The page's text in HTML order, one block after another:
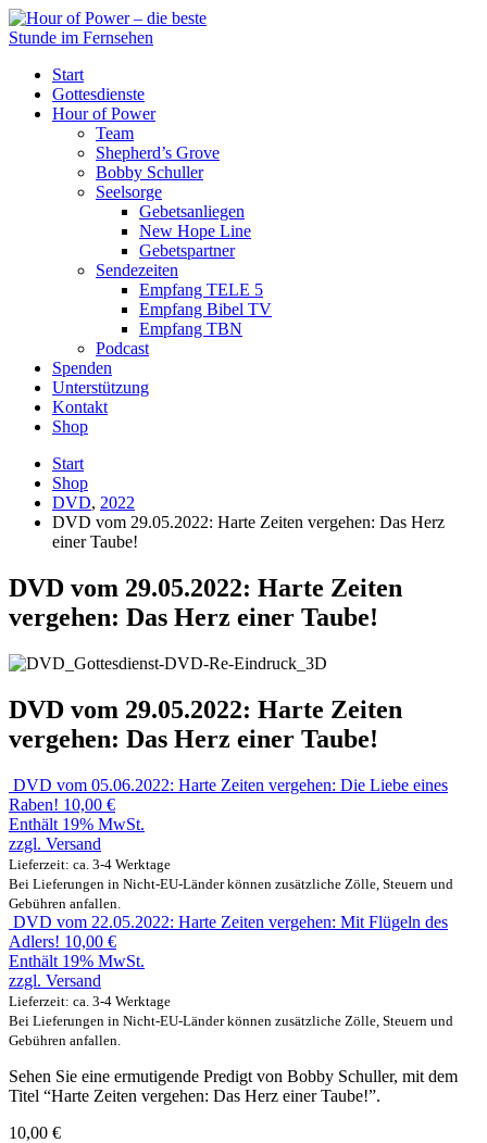
Start
Gottesdienste
Hour of Power
Team
Shepherd’s Grove
Bobby Schuller
Seelsorge
Gebetsanliegen
New Hope Line
Gebetspartner
Sendezeiten
Empfang TELE 5
Empfang Bibel TV
Empfang TBN
Podcast
Spenden
Unterstützung
Kontakt
Shop
Start
Shop
DVD, 2022
DVD vom 29.05.2022: Harte Zeiten vergehen: Das Herz
einer Taube!
DVD vom 29.05.2022: Harte Zeiten
vergehen: Das Herz einer Taube!
DVD vom 29.05.2022: Harte Zeiten
vergehen: Das Herz einer Taube!
DVD vom 05.06.2022: Harte Zeiten vergehen: Die Liebe eines
Raben! 10,00 €
Enthält 19% MwSt.
zzgl. Versand
Lieferzeit: ca. 3-4 Werktage
Bei Lieferungen in Nicht-EU-Länder können zusätzliche Zölle, Steuern und
Gebühren anfallen.
DVD vom 22.05.2022: Harte Zeiten vergehen: Mit Flügeln des
Adlers! 10,00 €
Enthält 19% MwSt.
zzgl. Versand
Lieferzeit: ca. 3-4 Werktage
Bei Lieferungen in Nicht-EU-Länder können zusätzliche Zölle, Steuern und
Gebühren anfallen.
Sehen Sie eine ermutigende Predigt von Bobby Schuller, mit dem
Titel “Harte Zeiten vergehen: Das Herz einer Taube!”.
10,00 €